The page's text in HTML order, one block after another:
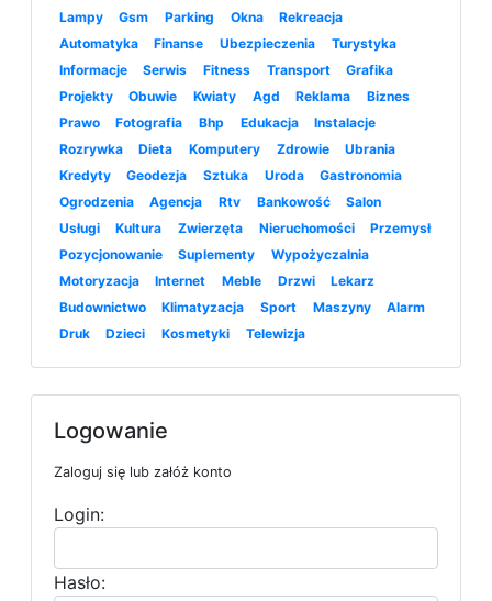
Lampy Gsm Parking Okna
Rekreacja
Automatyka
Finanse Ubezpieczenia
Turystyka
Informacje
Serwis Fitness Transport
Grafika
Projekty
Obuwie Kwiaty Agd Reklama
Biznes
Prawo
Fotografia Bhp Edukacja
Instalacje
Rozrywka
Dieta Komputery Zdrowie
Ubrania
Kredyty
Geodezja Sztuka Uroda
Gastronomia
Ogrodzenia
Agencja Rtv Bankowość
Salon
Usługi
Kultura Zwierzęta Nieruchomości
Przemysł
Pozycjonowanie
Suplementy
Wypożyczalnia
Motoryzacja
Internet Meble Drzwi
Lekarz
Budownictwo
Klimatyzacja Sport Maszyny
Alarm
Druk
Dzieci Kosmetyki Telewizja
Logowanie
Zaloguj się lub załóż konto
Login:
Hasło: